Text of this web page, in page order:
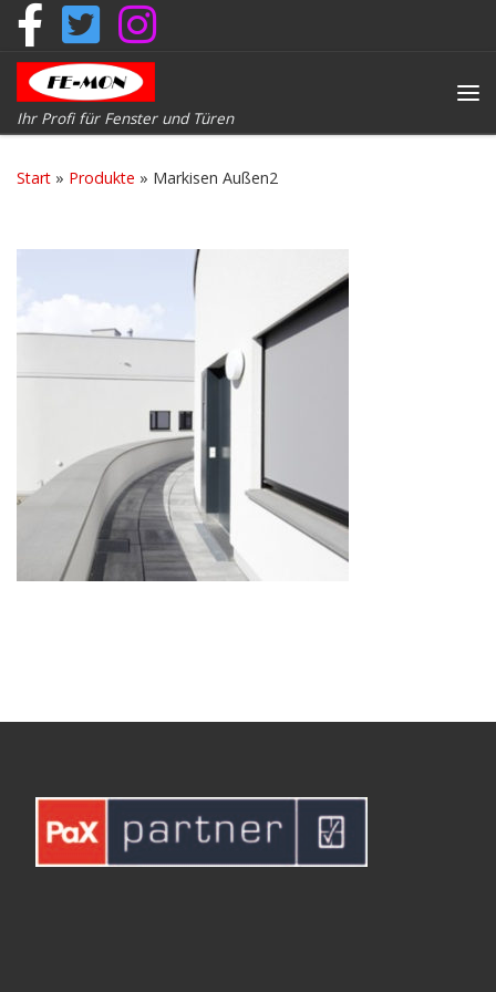
Zum Inhalt springen
Ihr Profi für Fenster und Türen
Start » Produkte » Markisen Außen2